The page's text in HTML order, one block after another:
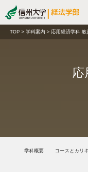
TOP > 学科案内 > 応用経済学科 教
応
学科概要 コースとカリ